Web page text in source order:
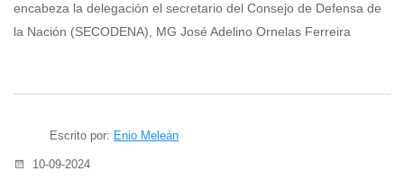
encabeza la delegación el secretario del Consejo de Defensa de
la Nación (SECODENA), MG José Adelino Ornelas Ferreira
Escrito por: Enio Meleán
10-09-2024